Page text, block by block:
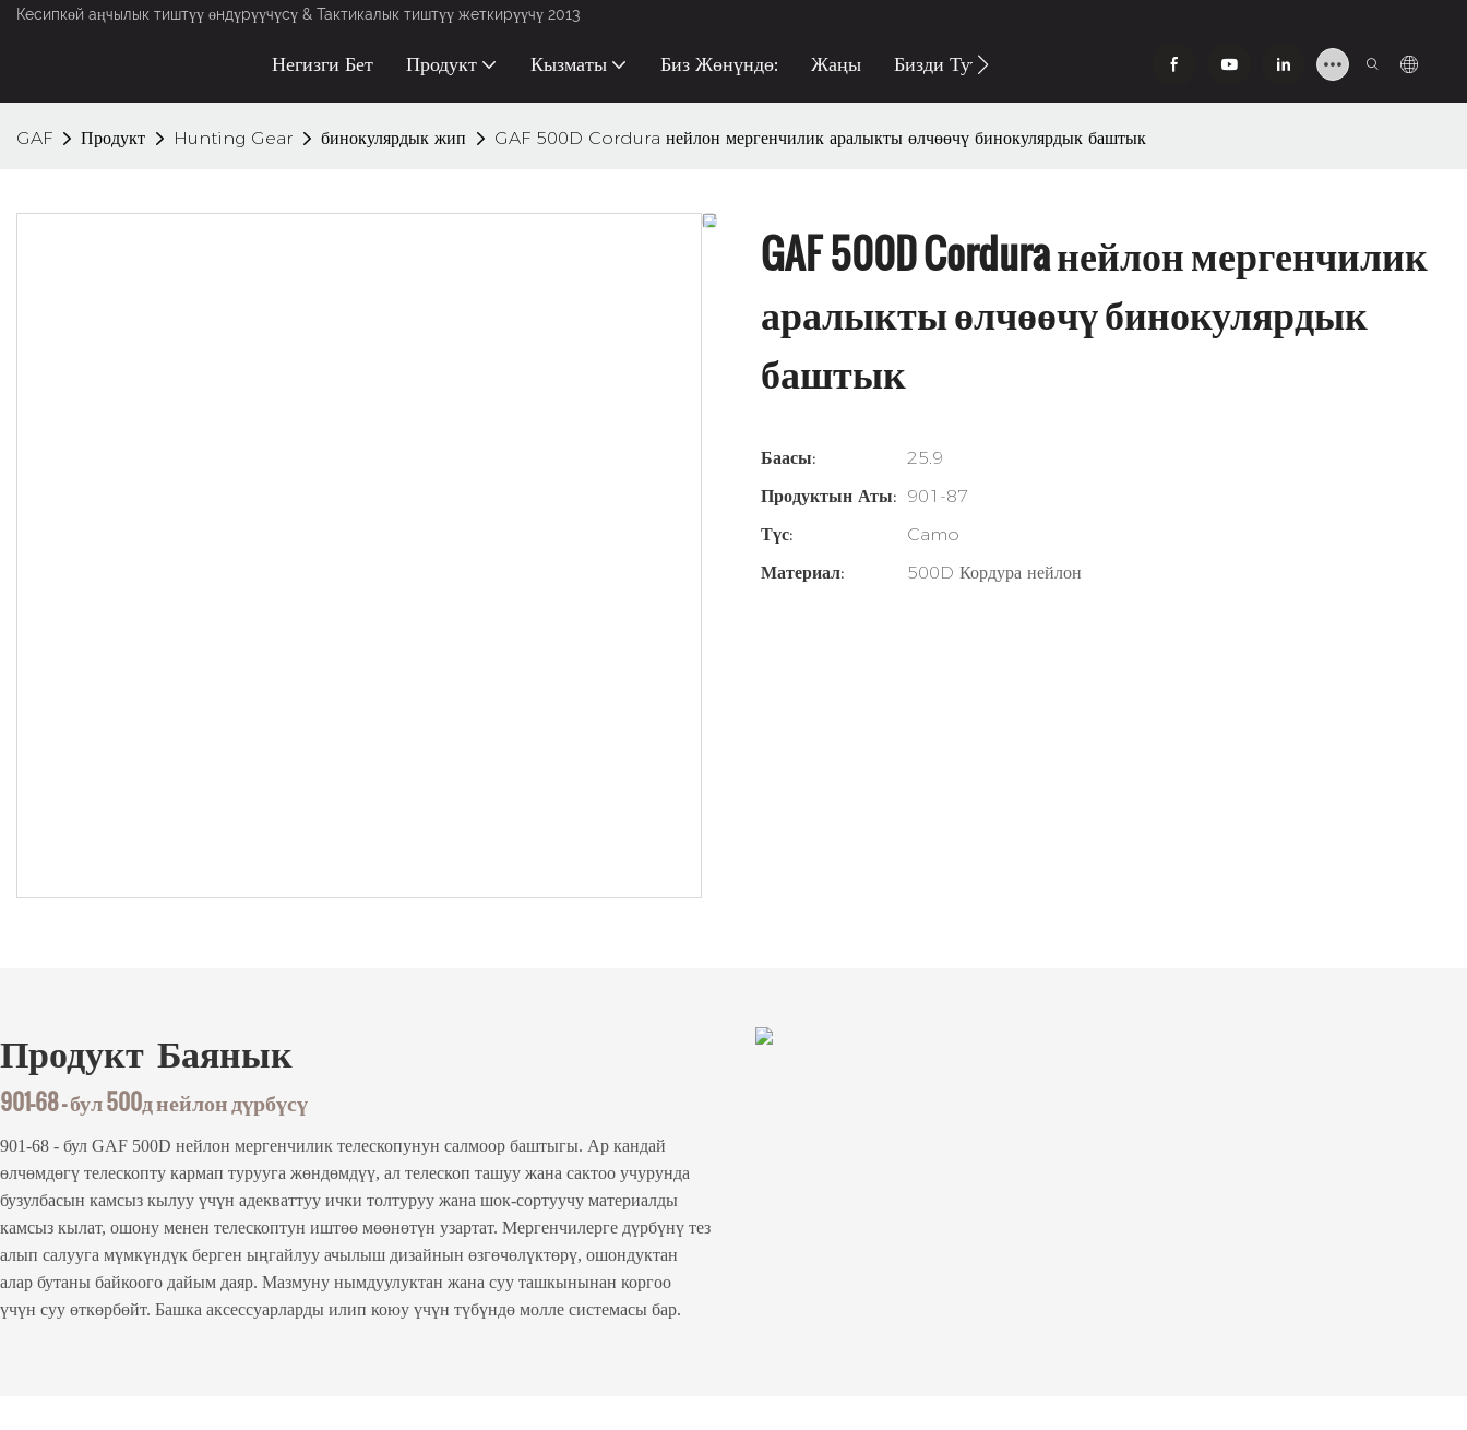
Кесипкөй аңчылык тиштүү өндүрүүчүсү & Тактикалык тиштүү жеткирүүчү 2013
Негизги Бет Продукт Кызматы Биз Жөнүндө: Жаңы Бизди Туташуу
GAF Продукт Hunting Gear бинокулярдык жип GAF 500D Cordura нейлон мергенчилик аралыкты өлчөөчү бинокулярдык баштык
GAF 500D Cordura нейлон мергенчилик
аралыкты өлчөөчү бинокулярдык
баштык
Баасы:
25.9
Продуктын Аты: 901-87
Түс:
Camo
Материал:
500D Кордура нейлон
Продукт Баянык
901-68 - бул 500д нейлон дүрбүсү
901-68 - бул GAF 500D нейлон мергенчилик телескопунун салмоор баштыгы. Ар кандай
өлчөмдөгү телескопту кармап турууга жөндөмдүү, ал телескоп ташуу жана сактоо учурунда
бузулбасын камсыз кылуу үчүн адекваттуу ички толтуруу жана шок-сортуучу материалды
камсыз кылат, ошону менен телескоптун иштөө мөөнөтүн узартат. Мергенчилерге дүрбүнү тез
алып салууга мүмкүндүк берген ыңгайлуу ачылыш дизайнын өзгөчөлүктөрү, ошондуктан
алар бутаны байкоого дайым даяр. Мазмуну нымдуулуктан жана суу ташкынынан коргоо
үчүн суу өткөрбөйт. Башка аксессуарларды илип коюу үчүн түбүндө молле системасы бар.